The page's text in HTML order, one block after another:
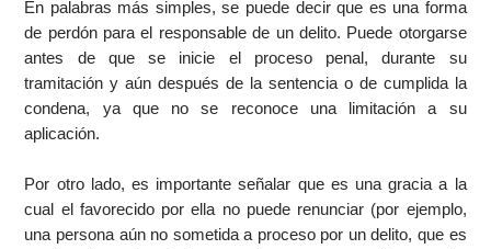
En palabras más simples, se puede decir que es una forma
de perdón para el responsable de un delito. Puede otorgarse
antes de que se inicie el proceso penal, durante su
tramitación y aún después de la sentencia o de cumplida la
condena, ya que no se reconoce una limitación a su
aplicación.
Por otro lado, es importante señalar que es una gracia a la
cual el favorecido por ella no puede renunciar (por ejemplo,
una persona aún no sometida a proceso por un delito, que es